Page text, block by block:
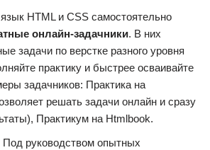
HTML и CSS самостоятельно
онлайн-задачники. В них
задачи по верстке разного уровня
практику и быстрее осваивайте
задачников: Практика на
решать задачи онлайн и сразу
Практикум на Htmlbook.
руководством опытных